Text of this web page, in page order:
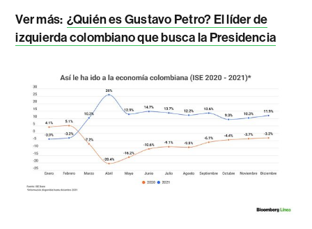
Ver más: ¿Quién es Gustavo Petro? El líder de
izquierda colombiano que busca la Presidencia